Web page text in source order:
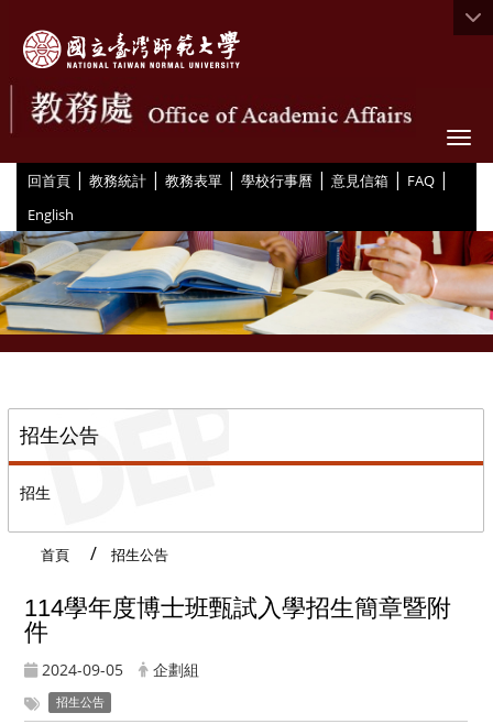
回首頁 | 教務統計 | 教務表單 | 學校行事曆 | 意見信箱 | FAQ |
English
招生公告
招生
首頁 招生公告
114學年度博士班甄試入學招生簡章暨附
件
2024-09-05 企劃組
招生公告